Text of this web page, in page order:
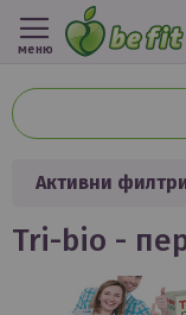
меню
tri-bio -
Активни